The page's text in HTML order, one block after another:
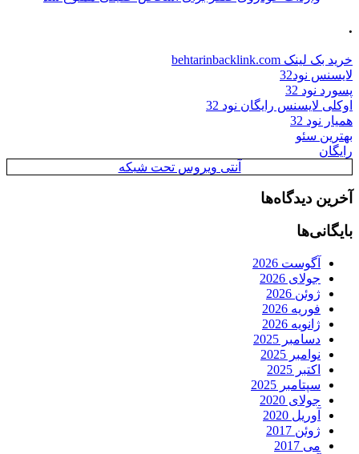
.
خرید بک لینک behtarinbacklink.com
لایسنس نود32
پسورد نود 32
اوکلی لایسنس رایگان نود 32
همیار نود 32
بهترین سئو
رایگان
آنتی ویروس تحت شبکه
آخرین دیدگاه‌ها
بایگانی‌ها
آگوست 2026
جولای 2026
ژوئن 2026
فوریه 2026
ژانویه 2026
دسامبر 2025
نوامبر 2025
اکتبر 2025
سپتامبر 2025
جولای 2020
آوریل 2020
ژوئن 2017
می 2017